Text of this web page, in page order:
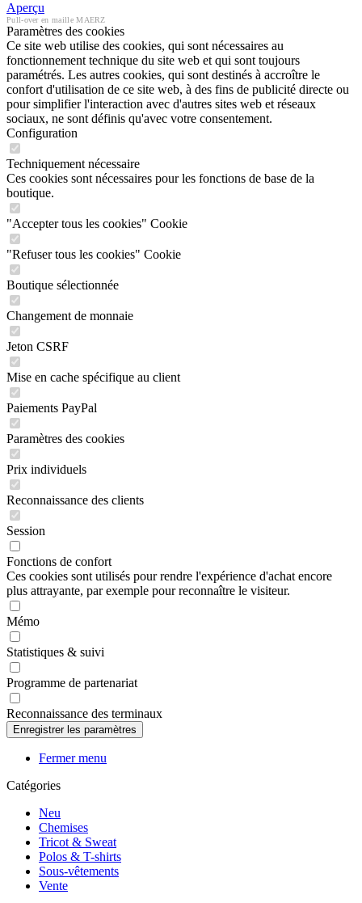
Aperçu
Pull-over en maille MAERZ
Paramètres des cookies
Ce site web utilise des cookies, qui sont nécessaires au
fonctionnement technique du site web et qui sont toujours
paramétrés. Les autres cookies, qui sont destinés à accroître le
confort d'utilisation de ce site web, à des fins de publicité directe ou
pour simplifier l'interaction avec d'autres sites web et réseaux
sociaux, ne sont définis qu'avec votre consentement.
Configuration
Techniquement nécessaire
Ces cookies sont nécessaires pour les fonctions de base de la
boutique.
"Accepter tous les cookies" Cookie
"Refuser tous les cookies" Cookie
Boutique sélectionnée
Changement de monnaie
Jeton CSRF
Mise en cache spécifique au client
Paiements PayPal
Paramètres des cookies
Prix individuels
Reconnaissance des clients
Session
Fonctions de confort
Ces cookies sont utilisés pour rendre l'expérience d'achat encore
plus attrayante, par exemple pour reconnaître le visiteur.
Mémo
Statistiques & suivi
Programme de partenariat
Reconnaissance des terminaux
Fermer menu
Catégories
Neu
Chemises
Tricot & Sweat
Polos & T-shirts
Sous-vêtements
Vente